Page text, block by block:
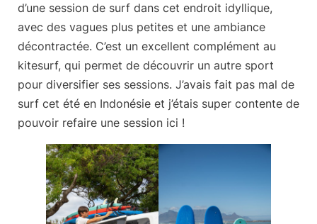
d’une session de surf dans cet endroit idyllique,
avec des vagues plus petites et une ambiance
décontractée. C’est un excellent complément au
kitesurf, qui permet de découvrir un autre sport
pour diversifier ses sessions. J’avais fait pas mal de
surf cet été en Indonésie et j’étais super contente de
pouvoir refaire une session ici !